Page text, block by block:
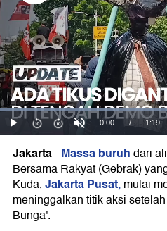
Jakarta-Massa buruhdari
Bersama Rakyat (Gebrak)
Kuda,Jakarta Pusat,mulai
meninggalkan titik aksi
Bunga'.